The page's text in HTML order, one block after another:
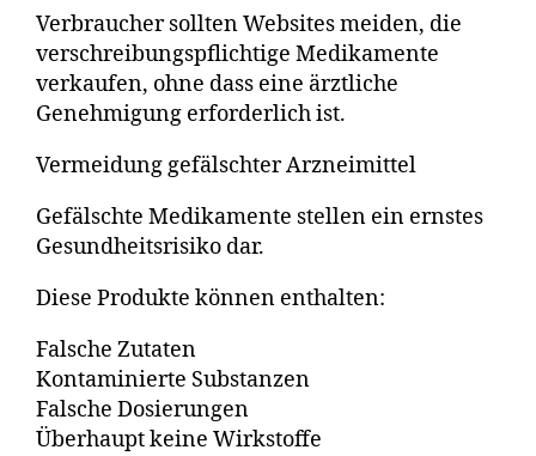
Verbraucher sollten Websites meiden, die
verschreibungspflichtige Medikamente
verkaufen, ohne dass eine ärztliche
Genehmigung erforderlich ist.
Vermeidung gefälschter Arzneimittel
Gefälschte Medikamente stellen ein ernstes
Gesundheitsrisiko dar.
Diese Produkte können enthalten:
Falsche Zutaten
Kontaminierte Substanzen
Falsche Dosierungen
Überhaupt keine Wirkstoffe